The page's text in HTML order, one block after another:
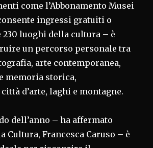
come l’Abbonamento Musei
ingressi gratuiti o
luoghi della cultura – è
un percorso personale tra
arte contemporanea,
memoria storica,
d’arte, laghi e montagne.
dell’anno – ha affermato
Cultura, Francesca Caruso – è